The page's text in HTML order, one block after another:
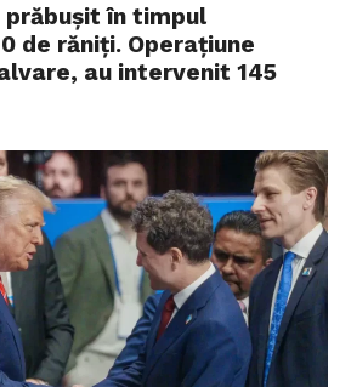
în timpul
de răniți. Operațiune
au intervenit 145